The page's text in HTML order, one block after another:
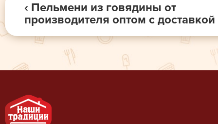
‹ Пельмени из говядины от
производителя оптом с доставкой